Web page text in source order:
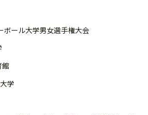
ボール大学男女選手権大会
館
学